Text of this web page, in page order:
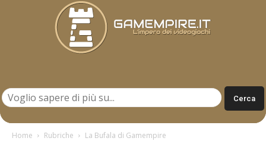
Home Rubriche La Bufala di Gamempire